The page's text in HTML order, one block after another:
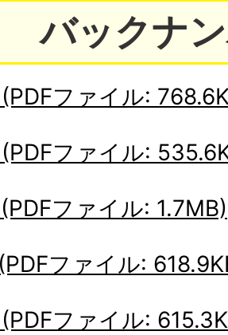
バックナ
ファイル:
ファイル:
ファイル: 1.7MB)
ファイル:
ファイル: